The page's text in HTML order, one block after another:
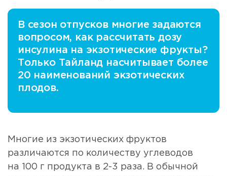
В сезон отпусков многие задаются
вопросом, как рассчитать дозу
инсулина на экзотические фрукты?
Только Тайланд насчитывает более
20 наименований экзотических
плодов.
Многие из экзотических фруктов
различаются по количеству углеводов
на 100 г продукта в 2-3 раза. В обычной